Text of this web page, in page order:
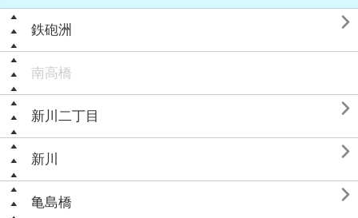
鉄砲洲 
南高橋
新川二丁目 
新川 
亀島橋 